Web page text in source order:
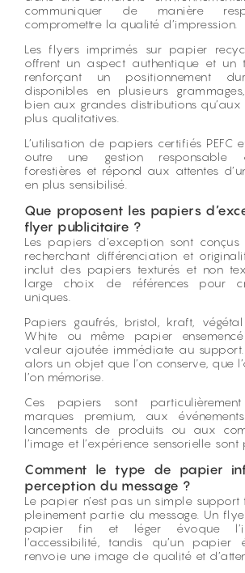
communiquer de manière
compromettre la qualité d’impression.
Les flyers imprimés sur papier
offrent un aspect authentique et un
renforçant un positionnement
disponibles en plusieurs
bien aux grandes distributions
plus qualitatives.
L’utilisation de papiers certifiés PEFC
outre une gestion responsable
forestières et répond aux attentes
en plus sensibilisé.
Que proposent les papiers
flyer publicitaire ?
Les papiers d’exception sont
recherchant différenciation et
inclut des papiers texturés et non
large choix de références pour
uniques.
Papiers gaufrés, bristol, kraft,
White ou même papier
valeur ajoutée immédiate au
alors un objet que l’on conserve, que
l’on mémorise.
Ces papiers sont
marques premium, aux
lancements de produits ou aux
l’image et l’expérience sensorielle sont
Comment le type de papier
perception du message ?
Le papier n’est pas un simple
pleinement partie du message. Un
papier fin et léger évoque
l’accessibilité, tandis qu’un papier
renvoie une image de qualité et